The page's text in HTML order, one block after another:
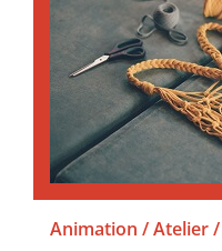
Animation / Atelier